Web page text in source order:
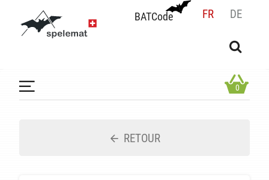
BATCode FR DE
BATCode
OK
0
RETOUR